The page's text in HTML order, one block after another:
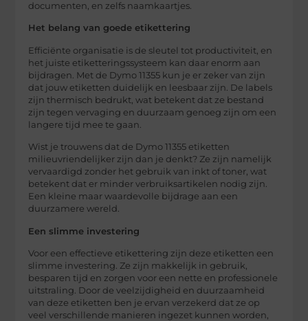
documenten, en zelfs naamkaartjes.
Het belang van goede etikettering
Efficiënte organisatie is de sleutel tot productiviteit, en
het juiste etiketteringssysteem kan daar enorm aan
bijdragen. Met de Dymo 11355 kun je er zeker van zijn
dat jouw etiketten duidelijk en leesbaar zijn. De labels
zijn thermisch bedrukt, wat betekent dat ze bestand
zijn tegen vervaging en duurzaam genoeg zijn om een
langere tijd mee te gaan.
Wist je trouwens dat de Dymo 11355 etiketten
milieuvriendelijker zijn dan je denkt? Ze zijn namelijk
vervaardigd zonder het gebruik van inkt of toner, wat
betekent dat er minder verbruiksartikelen nodig zijn.
Een kleine maar waardevolle bijdrage aan een
duurzamere wereld.
Een slimme investering
Voor een effectieve etikettering zijn deze etiketten een
slimme investering. Ze zijn makkelijk in gebruik,
besparen tijd en zorgen voor een nette en professionele
uitstraling. Door de veelzijdigheid en duurzaamheid
van deze etiketten ben je ervan verzekerd dat ze op
veel verschillende manieren ingezet kunnen worden,